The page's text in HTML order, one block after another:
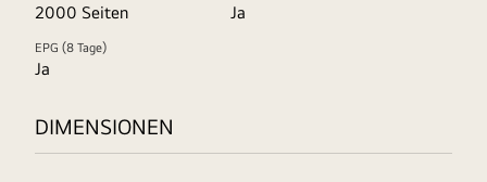
2000 Seiten Ja
EPG (8 Tage)
Ja
DIMENSIONEN